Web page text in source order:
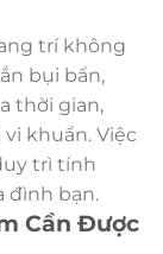
trí không
bụi bẩn,
thời gian,
khuẩn. Việc
trì tính
đình bạn.
Cần Được